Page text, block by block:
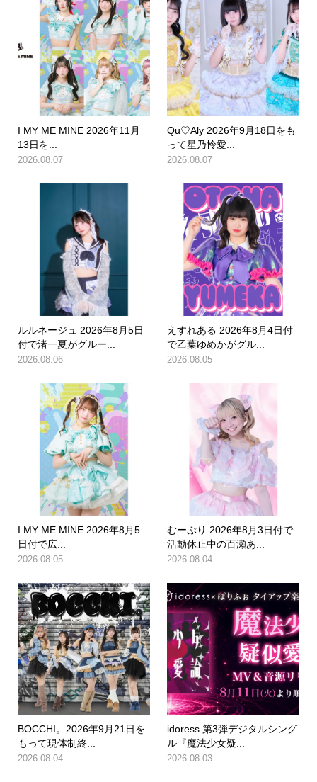
I MY ME MINE 2026年11月
13日を...
2026.08.07
Qu♡Aly 2026年9月18日をも
って星乃怜愛...
2026.08.07
ルルネージュ 2026年8月5日
付で渚一夏がグルー...
2026.08.06
えすれある 2026年8月4日付
で乙葉ゆめかがグル...
2026.08.05
I MY ME MINE 2026年8月5
日付で広...
2026.08.05
むーぷり 2026年8月3日付で
活動休止中の百瀬あ...
2026.08.04
BOCCHI。2026年9月21日を
もって現体制終...
2026.08.04
idoress 第3弾デジタルシング
ル『魔法少女疑...
2026.08.03